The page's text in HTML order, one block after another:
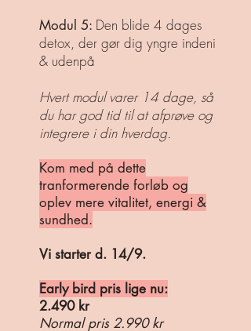
Modul 5: Den blide 4 dages
detox, der gør dig yngre indeni
& udenpå
Hvert modul varer 14 dage, så
du har god tid til at afprøve og
integrere i din hverdag.
Kom med på dette
tranformerende forløb og
oplev mere vitalitet, energi &
sundhed.
Vi starter d. 14/9.
Early bird pris lige nu:
2.490 kr
Normal pris 2.990 kr